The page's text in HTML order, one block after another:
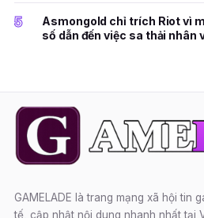
5
Asmongold chỉ trích Riot vì
số dẫn đến việc sa thải nhân
GAMELADE là trang mạng xã hội tin
tế, cập nhật nội dung nhanh nhất tại